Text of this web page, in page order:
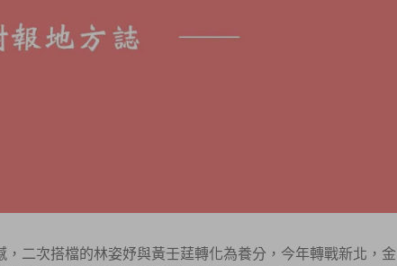
二次搭檔的林姿妤與黃壬莛轉化為養分，今年轉戰新北，金